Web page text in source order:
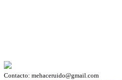
Contacto: mehaceruido@gmail.com